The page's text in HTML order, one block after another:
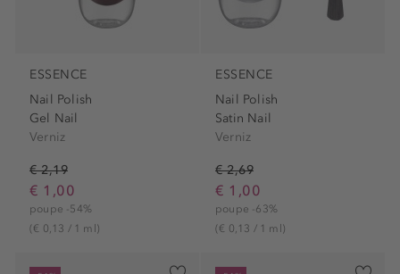
ESSENCE
Nail Polish
Gel Nail
Verniz
€ 2,19
€ 1,00
poupe -54%
(€ 0,13 / 1 ml)
ESSENCE
Nail Polish
Satin Nail
Verniz
€ 2,69
€ 1,00
poupe -63%
(€ 0,13 / 1 ml)